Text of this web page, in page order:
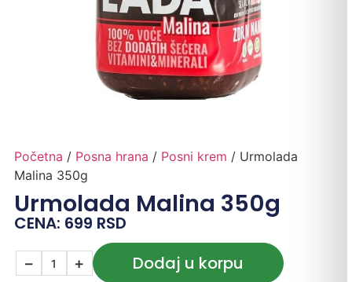
Početna / Posna hrana / Posni krem / Urmolada
Malina 350g
Urmolada Malina 350g
CENA: 699 RSD
− + Dodaj u korpu